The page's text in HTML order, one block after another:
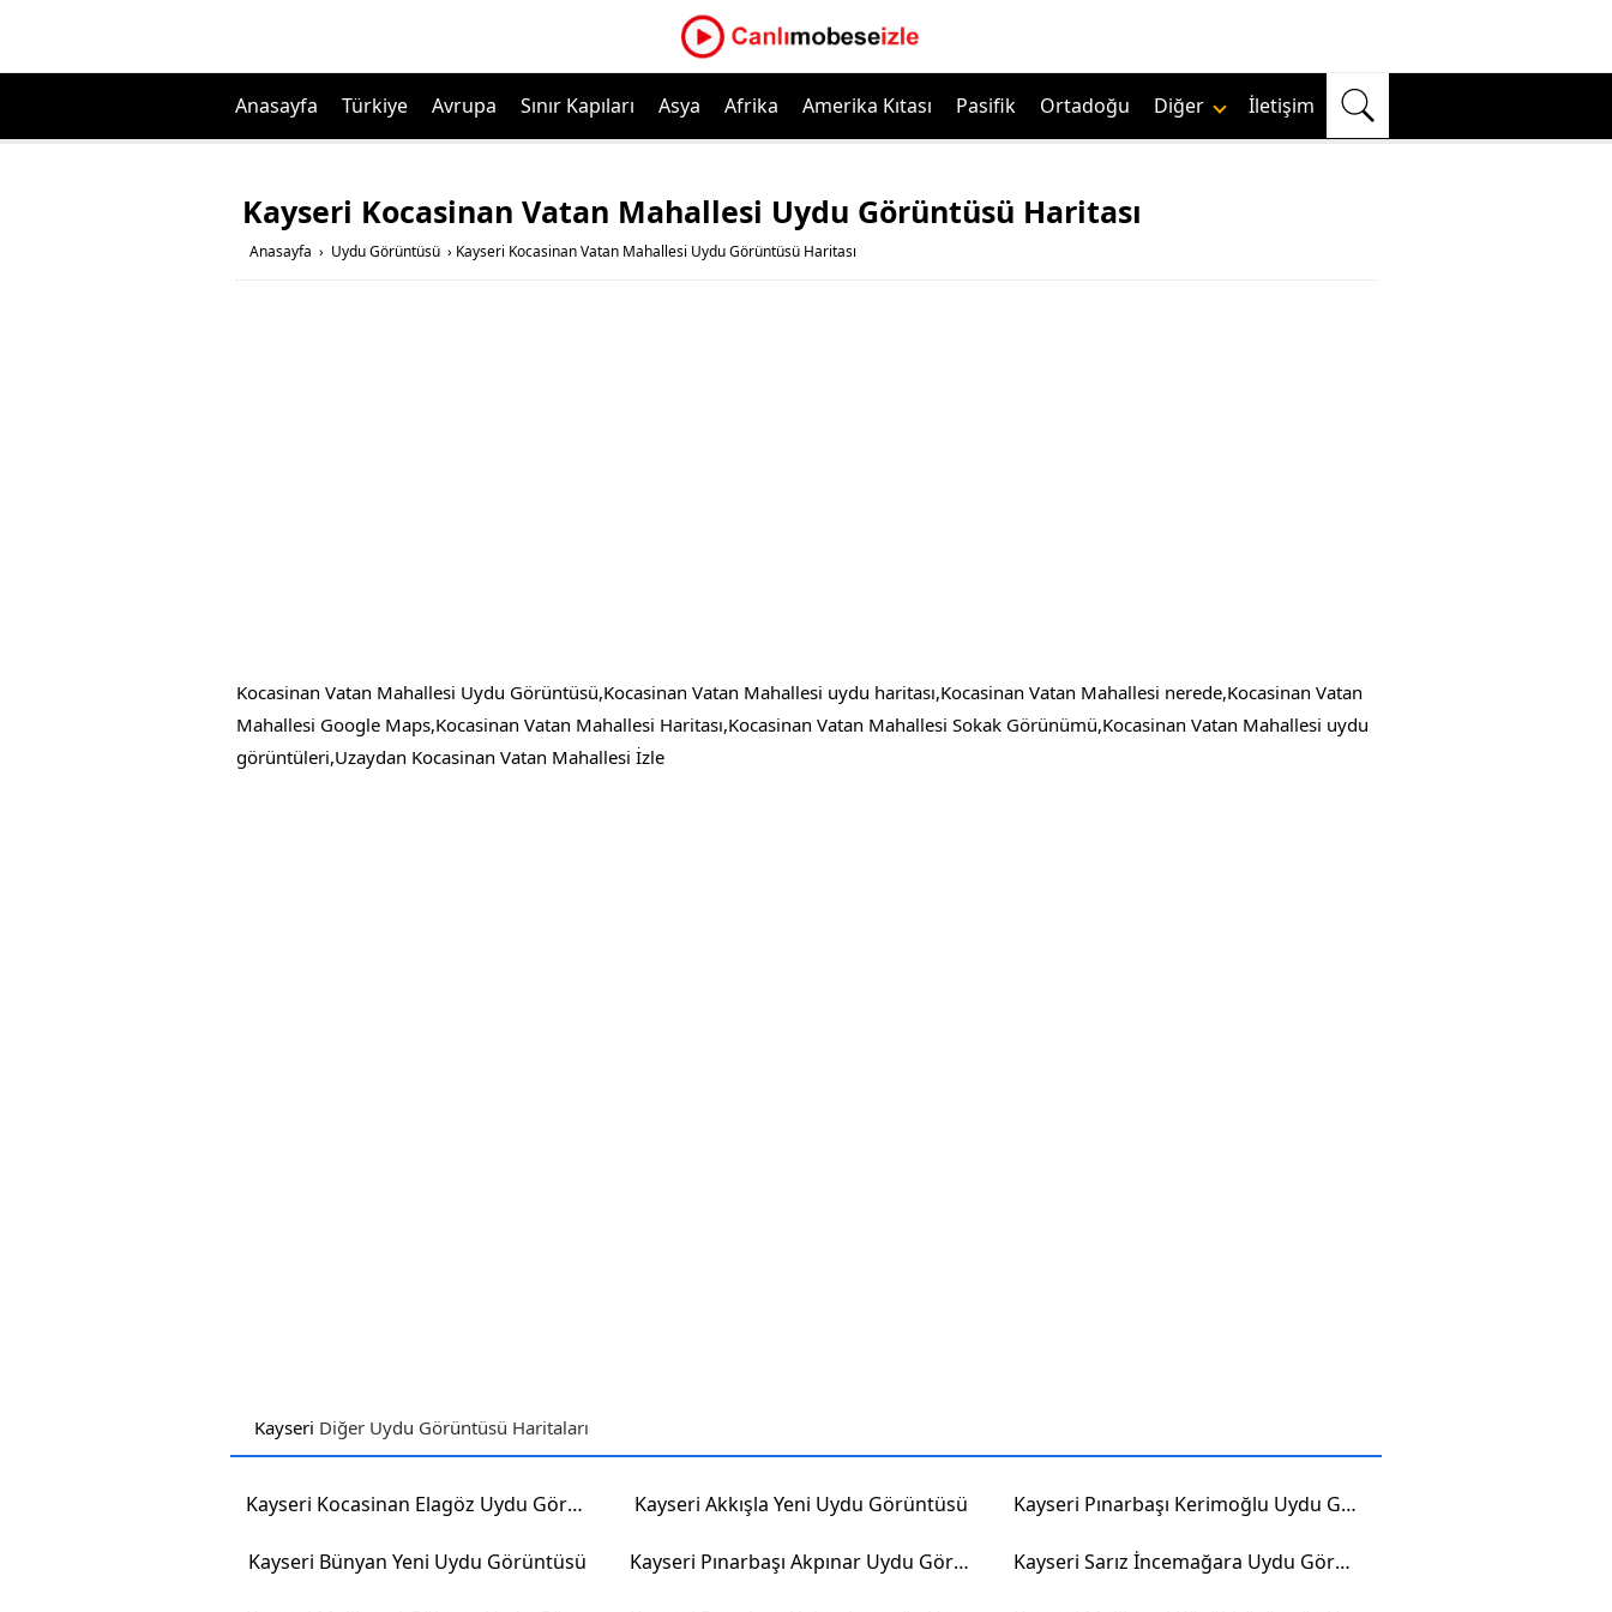
Anasayfa Türkiye Avrupa Sınır Kapıları Asya Afrika Amerika Kıtası Pasifik Ortadoğu Diğer İletişim
Kayseri Kocasinan Vatan Mahallesi Uydu Görüntüsü Haritası
Anasayfa › Uydu Görüntüsü › Kayseri Kocasinan Vatan Mahallesi Uydu Görüntüsü Haritası
Kocasinan Vatan Mahallesi Uydu Görüntüsü,Kocasinan Vatan Mahallesi uydu haritası,Kocasinan Vatan Mahallesi nerede,Kocasinan Vatan
Mahallesi Google Maps,Kocasinan Vatan Mahallesi Haritası,Kocasinan Vatan Mahallesi Sokak Görünümü,Kocasinan Vatan Mahallesi uydu
görüntüleri,Uzaydan Kocasinan Vatan Mahallesi İzle
Kayseri Diğer Uydu Görüntüsü Haritaları
Kayseri Kocasinan Elagöz Uydu Görüntüsü Kayseri Akkışla Yeni Uydu Görüntüsü Kayseri Pınarbaşı Kerimoğlu Uydu Görüntüsü
Kayseri Bünyan Yeni Uydu Görüntüsü Kayseri Pınarbaşı Akpınar Uydu Görüntüsü Kayseri Sarız İncemağara Uydu Görüntüsü